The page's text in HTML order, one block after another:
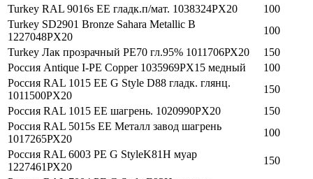
Turkey RAL 9016s EE гладк.п/мат. 1038324PX20
100
Turkey SD2901 Bronze Sahara Metallic B
1227048PХ20
100
Turkey Лак прозрачный РЕ70 гл.95% 1011706РХ20
150
Россия Antique I-PE Copper 1035969PX15 медный
100
Россия RAL 1015 EE G Style D88 гладк. глянц.
1011500PX20
150
Россия RAL 1015 EE шагрень. 1020990PX20
150
Россия RAL 5015s ЕЕ Металл завод шагрень
1017265РХ20
100
Россия RAL 6003 РЕ G StyleK81Н муар
1227461РХ20
150